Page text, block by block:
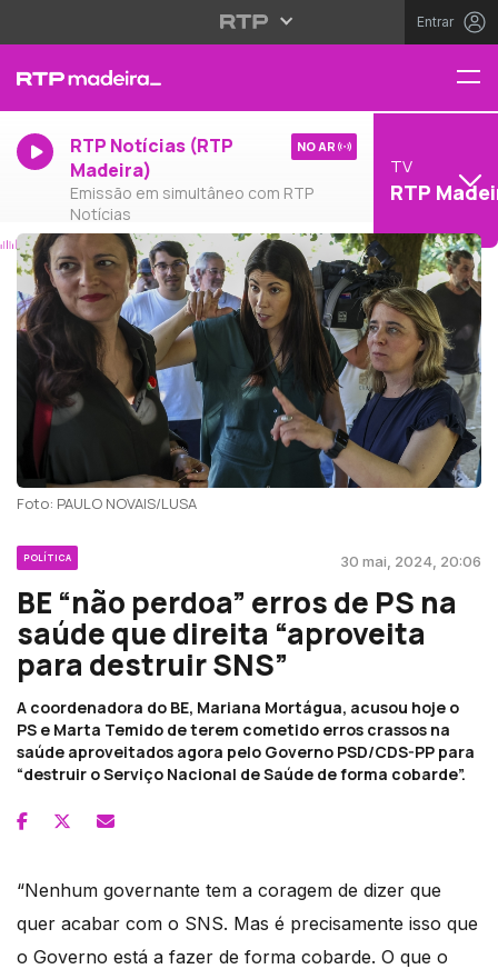
Entrar
RTP Notícias (RTP
Madeira)
Emissão em simultâneo com RTP
Notícias
NO AR
TV
RTP
Foto: PAULO NOVAIS/LUSA
POLÍTICA 30 mai, 2024, 20:06
BE “não perdoa” erros de PS na
saúde que direita “aproveita
para destruir SNS”
A coordenadora do BE, Mariana Mortágua, acusou hoje o
PS e Marta Temido de terem cometido erros crassos na
saúde aproveitados agora pelo Governo PSD/CDS-PP para
“destruir o Serviço Nacional de Saúde de forma cobarde”.
“Nenhum governante tem a coragem de dizer que
quer acabar com o SNS. Mas é precisamente isso que
o Governo está a fazer de forma cobarde. O que o